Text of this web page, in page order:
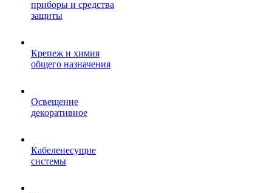
приборы и средства
защиты
Крепеж и химия
общего назначения
Освещение
декоративное
Кабеленесущие
системы